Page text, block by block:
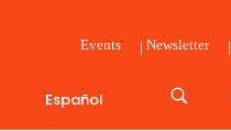
Events Newsletter
Español